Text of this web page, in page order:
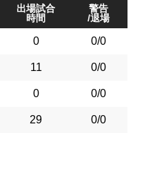
出場試合
時間
警告
/退場
0 0/0
11 0/0
0 0/0
29 0/0